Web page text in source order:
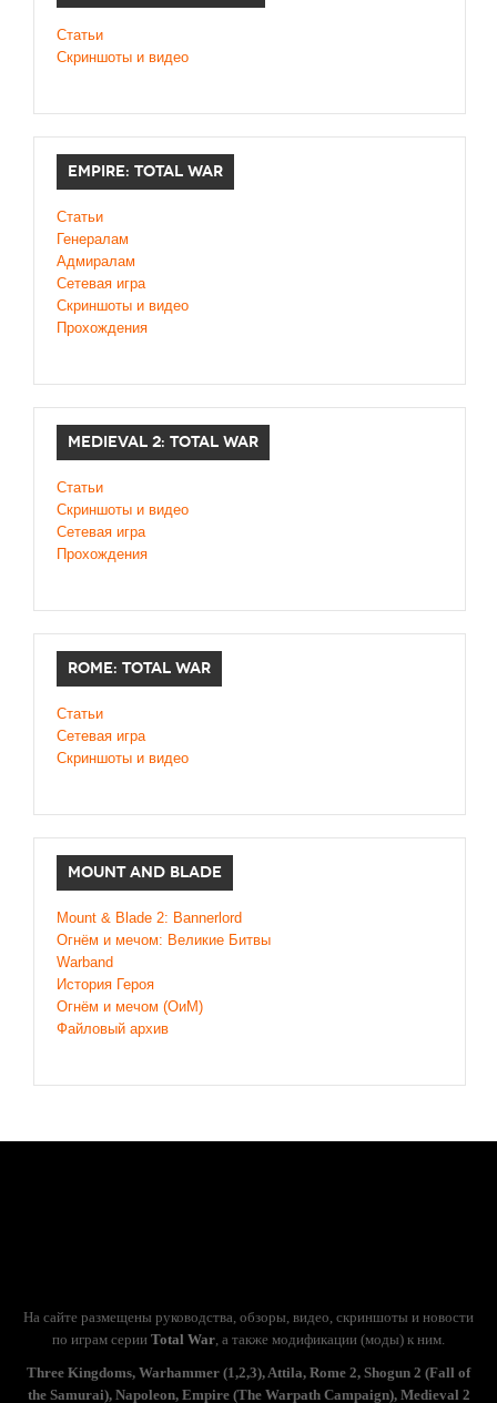
Статьи
Скриншоты и видео
EMPIRE: TOTAL WAR
Статьи
Генералам
Адмиралам
Сетевая игра
Скриншоты и видео
Прохождения
MEDIEVAL 2: TOTAL WAR
Статьи
Скриншоты и видео
Сетевая игра
Прохождения
ROME: TOTAL WAR
Статьи
Сетевая игра
Скриншоты и видео
MOUNT AND BLADE
Mount & Blade 2: Bannerlord
Огнём и мечом: Великие Битвы
Warband
История Героя
Огнём и мечом (ОиМ)
Файловый архив
На сайте размещены руководства, обзоры, видео, скриншоты и новости
по играм серии Total War, а также модификации (моды) к ним.
Three Kingdoms, Warhammer (1,2,3), Attila, Rome 2, Shogun 2 (Fall of
the Samurai), Napoleon, Empire (The Warpath Campaign), Medieval 2